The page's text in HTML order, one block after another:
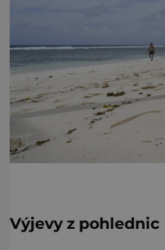
Výjevy z pohlednic